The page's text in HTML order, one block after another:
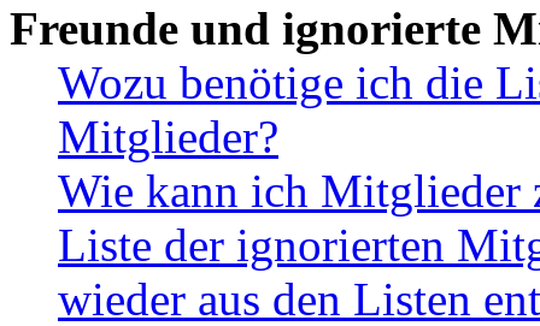
Freunde und ignorierte
Wozu benötige ich die
Mitglieder?
Wie kann ich Mitglieder
Liste der ignorierten
wieder aus den Listen